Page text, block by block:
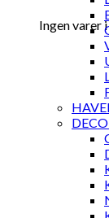
Ingen varer